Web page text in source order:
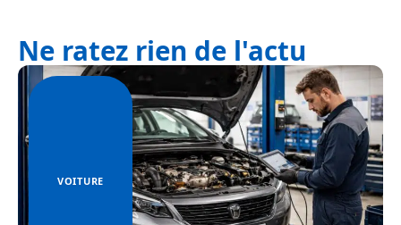
Ne ratez rien de l'actu
VOITURE